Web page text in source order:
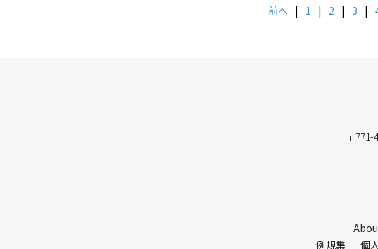
前へ | 1 | 2 | 3 |
〒
例規集
個